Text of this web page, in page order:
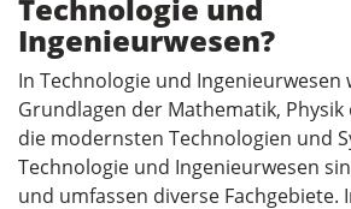
Technologie und
Ingenieurwesen?
In Technologie und
Grundlagen der Mathematik,
die modernsten Technologien und
Technologie und Ingenieurwesen
und umfassen diverse Fachgebiete.